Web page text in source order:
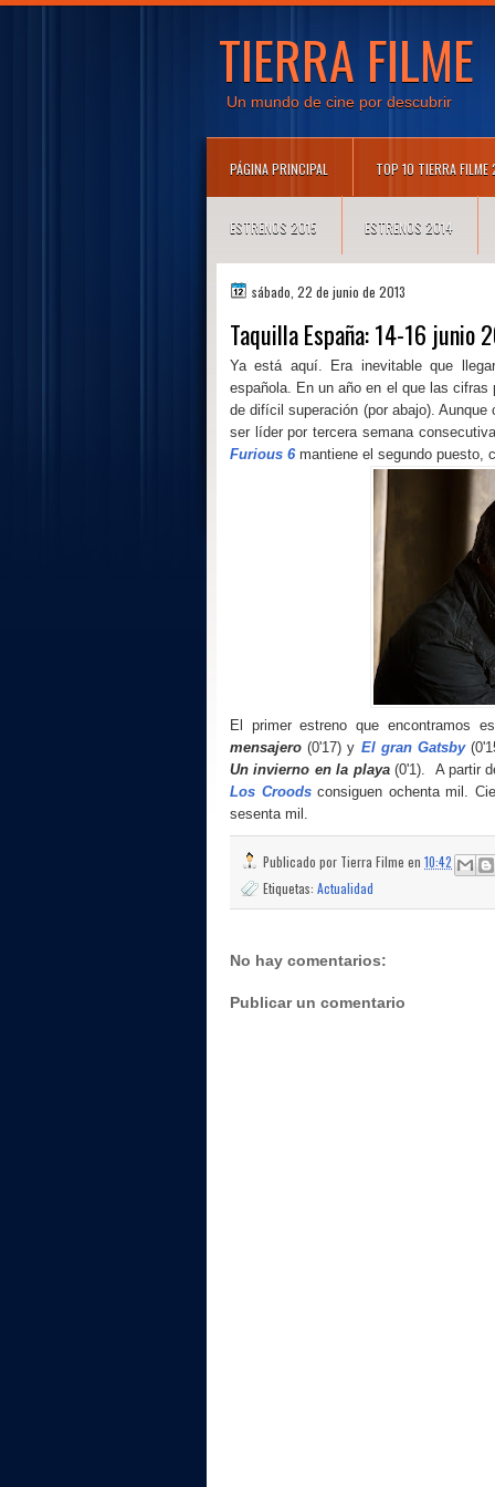
TIERRA FILME
Un mundo de cine por descubrir
PÁGINA PRINCIPAL TOP 10 TIERRA FILME
ESTRENOS 2015 ESTRENOS 2014
sábado, 22 de junio de 2013
Taquilla España: 14-16 junio
Ya está aquí. Era inevitable que
española. En un año en el que las
de difícil superación (por abajo).
ser líder por tercera semana
Furious 6 mantiene el segundo puesto,
El primer estreno que encontramos es
mensajero (0'17) y El gran Gatsby
Un invierno en la playa (0'1). A partir
Los Croodsconsiguen ochenta mil.
sesenta mil.
Publicado por Tierra Filme en 10:42
Etiquetas: Actualidad
No hay comentarios:
Publicar un comentario